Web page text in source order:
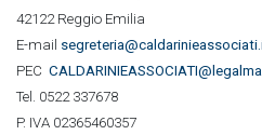
42122 Reggio Emilia
E-mail
PEC CALDARINIE
Tel. 0522 337678
P. IVA 02365460357